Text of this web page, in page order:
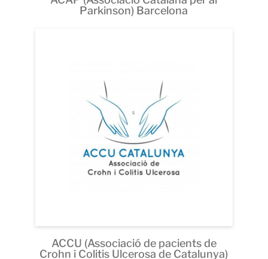
Parkinson) Barcelona
ACCU (Associació de pacients de
Crohn i Colitis Ulcerosa de Catalunya)